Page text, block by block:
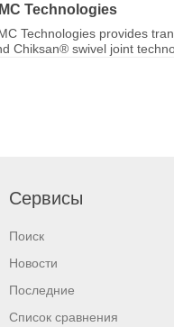
Technologies
Technologies provides
Chiksan® swivel joint
Сервисы
Поиск
Новости
Последние
Список сравнения